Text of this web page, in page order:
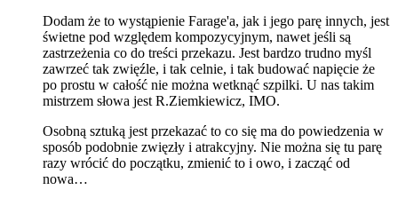
Dodam że to wystąpienie Farage'a, jak i jego parę innych, jest
świetne pod względem kompozycyjnym, nawet jeśli są
zastrzeżenia co do treści przekazu. Jest bardzo trudno myśl
zawrzeć tak zwięźle, i tak celnie, i tak budować napięcie że
po prostu w całość nie można wetknąć szpilki. U nas takim
mistrzem słowa jest R.Ziemkiewicz, IMO.
Osobną sztuką jest przekazać to co się ma do powiedzenia w
sposób podobnie zwięzły i atrakcyjny. Nie można się tu parę
razy wrócić do początku, zmienić to i owo, i zacząć od
nowa…